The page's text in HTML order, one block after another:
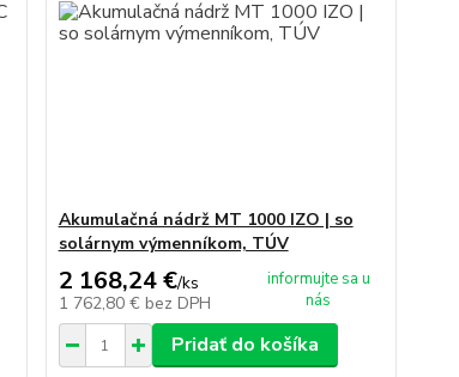
Akumulačná nádrž MT 1000 IZO | so
solárnym výmenníkom, TÚV
2 168,24 €/ks
1 762,80 € bez DPH
informujte sa u
nás
Pridať do košíka